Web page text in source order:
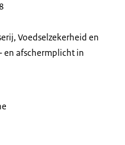
Voedselzekerheid en
en afschermplicht in